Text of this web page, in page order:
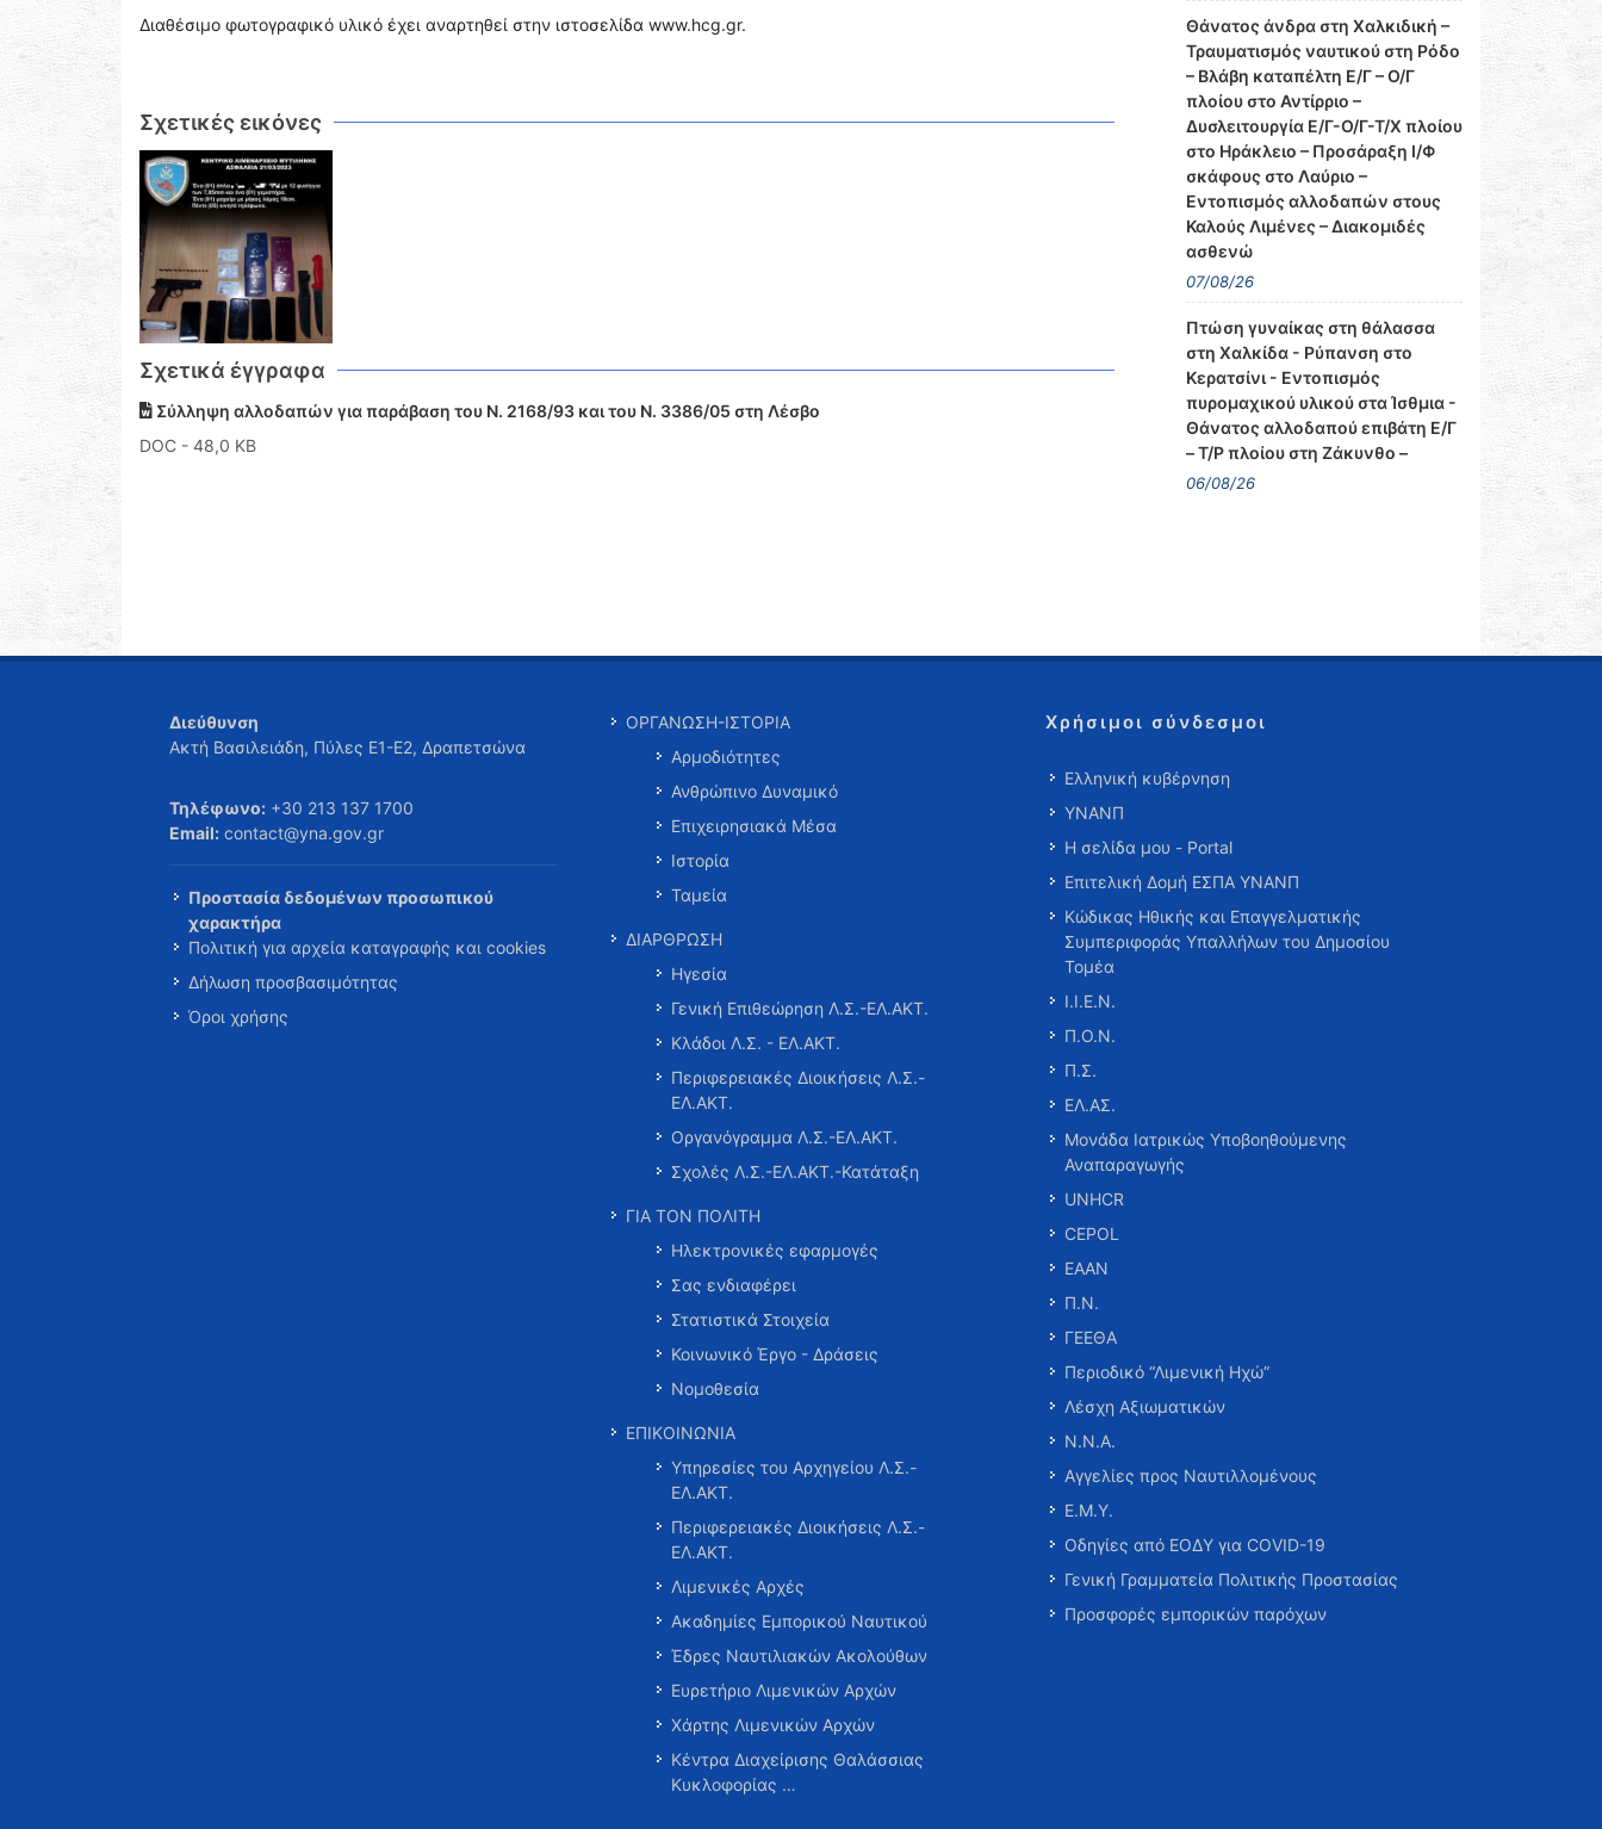
Διαθέσιμο φωτογραφικό υλικό έχει αναρτηθεί στην ιστοσελίδα www.hcg.gr.
Σχετικές εικόνες
Σχετικά έγγραφα
Σύλληψη αλλοδαπών για παράβαση του Ν. 2168/93 και του Ν. 3386/05 στη Λέσβο
DOC - 48,0 KB
Θάνατος άνδρα στη Χαλκιδική –
Τραυματισμός ναυτικού στη Ρόδο
– Βλάβη καταπέλτη Ε/Γ – Ο/Γ
πλοίου στο Αντίρριο –
Δυσλειτουργία Ε/Γ-Ο/Γ-Τ/Χ πλοίου
στο Ηράκλειο – Προσάραξη Ι/Φ
σκάφους στο Λαύριο –
Εντοπισμός αλλοδαπών στους
Καλούς Λιμένες – Διακομιδές
ασθενώ
07/08/26
Πτώση γυναίκας στη θάλασσα
στη Χαλκίδα - Ρύπανση στο
Κερατσίνι - Εντοπισμός
πυρομαχικού υλικού στα Ίσθμια -
Θάνατος αλλοδαπού επιβάτη Ε/Γ
– Τ/Ρ πλοίου στη Ζάκυνθο –
06/08/26
Διεύθυνση
Ακτή Βασιλειάδη, Πύλες Ε1-Ε2, Δραπετσώνα
Τηλέφωνο: +30 213 137 1700
Email: contact@yna.gov.gr
Προστασία δεδομένων προσωπικού
χαρακτήρα
Πολιτική για αρχεία καταγραφής και cookies
Δήλωση προσβασιμότητας
Όροι χρήσης
ΟΡΓΑΝΩΣΗ-ΙΣΤΟΡΙΑ
Αρμοδιότητες
Ανθρώπινο Δυναμικό
Επιχειρησιακά Μέσα
Ιστορία
Ταμεία
ΔΙΑΡΘΡΩΣΗ
Ηγεσία
Γενική Επιθεώρηση Λ.Σ.-ΕΛ.ΑΚΤ.
Κλάδοι Λ.Σ. - ΕΛ.ΑΚΤ.
Περιφερειακές Διοικήσεις Λ.Σ.-
ΕΛ.ΑΚΤ.
Οργανόγραμμα Λ.Σ.-ΕΛ.ΑΚΤ.
Σχολές Λ.Σ.-ΕΛ.ΑΚΤ.-Κατάταξη
ΓΙΑ ΤΟΝ ΠΟΛΙΤΗ
Ηλεκτρονικές εφαρμογές
Σας ενδιαφέρει
Στατιστικά Στοιχεία
Κοινωνικό Έργο - Δράσεις
Νομοθεσία
ΕΠΙΚΟΙΝΩΝΙΑ
Υπηρεσίες του Αρχηγείου Λ.Σ.-
ΕΛ.ΑΚΤ.
Περιφερειακές Διοικήσεις Λ.Σ.-
ΕΛ.ΑΚΤ.
Λιμενικές Αρχές
Ακαδημίες Εμπορικού Ναυτικού
Έδρες Ναυτιλιακών Ακολούθων
Ευρετήριο Λιμενικών Αρχών
Χάρτης Λιμενικών Αρχών
Κέντρα Διαχείρισης Θαλάσσιας
Κυκλοφορίας …
Χρήσιμοι σύνδεσμοι
Ελληνική κυβέρνηση
ΥΝΑΝΠ
Η σελίδα μου - Portal
Επιτελική Δομή ΕΣΠΑ ΥΝΑΝΠ
Κώδικας Ηθικής και Επαγγελματικής
Συμπεριφοράς Υπαλλήλων του Δημοσίου
Τομέα
Ι.Ι.Ε.Ν.
Π.Ο.Ν.
Π.Σ.
ΕΛ.ΑΣ.
Μονάδα Ιατρικώς Υποβοηθούμενης
Αναπαραγωγής
UNHCR
CEPOL
ΕΑΑΝ
Π.Ν.
ΓΕΕΘΑ
Περιοδικό “Λιμενική Ηχώ”
Λέσχη Αξιωματικών
Ν.Ν.Α.
Αγγελίες προς Ναυτιλλομένους
Ε.Μ.Υ.
Οδηγίες από ΕΟΔΥ για COVID-19
Γενική Γραμματεία Πολιτικής Προστασίας
Προσφορές εμπορικών παρόχων